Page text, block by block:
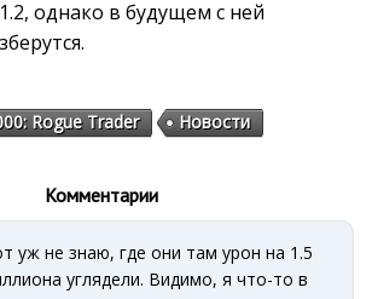
однако в будущем с ней
Rogue Trader Новости
Комментарии
уж не знаю, где они там урон на 1.5
углядели. Видимо, я что-то в